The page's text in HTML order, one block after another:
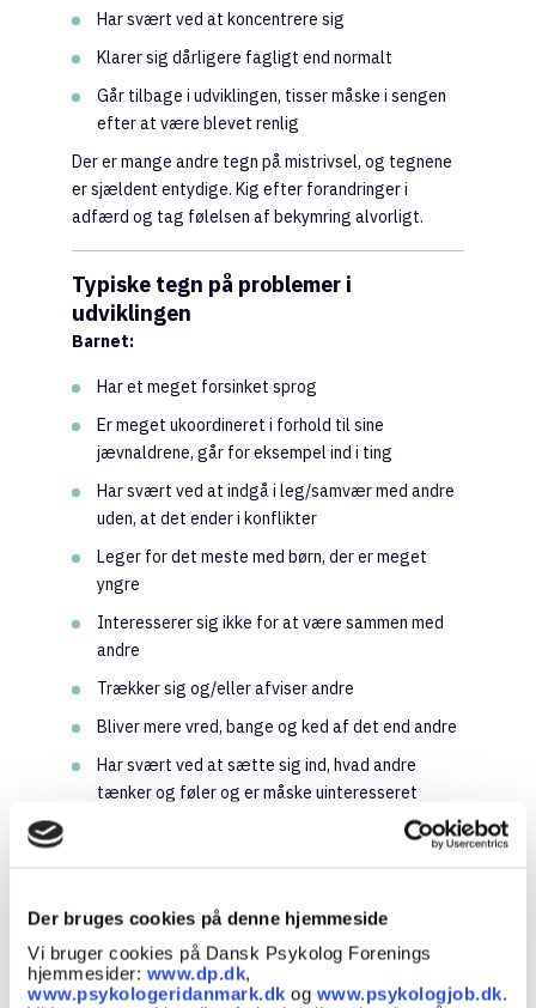
Der bruges cookies på denne hjemmeside
Vi bruger cookies på Dansk Psykolog Forenings
hjemmesider: www.dp.dk,
www.psykologeridanmark.dk og www.psykologjob.dk.
Har svært ved at koncentrere sig
Klarer sig dårligere fagligt end normalt
Går tilbage i udviklingen, tisser måske i sengen
efter at være blevet renlig
Der er mange andre tegn på mistrivsel, og tegnene
er sjældent entydige. Kig efter forandringer i
adfærd og tag følelsen af bekymring alvorligt.
Typiske tegn på problemer i
udviklingen
Barnet:
Har et meget forsinket sprog
Er meget ukoordineret i forhold til sine
jævnaldrene, går for eksempel ind i ting
Har svært ved at indgå i leg/samvær med andre
uden, at det ender i konflikter
Leger for det meste med børn, der er meget
yngre
Interesserer sig ikke for at være sammen med
andre
Trækker sig og/eller afviser andre
Bliver mere vred, bange og ked af det end andre
Har svært ved at sætte sig ind, hvad andre
tænker og føler og er måske uinteresseret
Er så følsom overfor berøring, lyde og lugte, at
tegnene er sjældent entydige. Noter gerne ned og
tag din bekymring alvorligt.